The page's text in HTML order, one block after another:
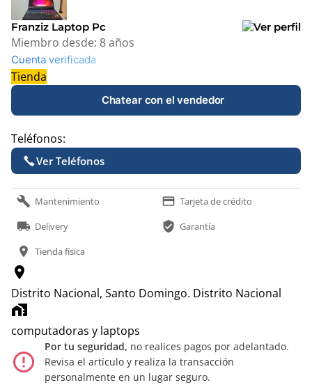
+
−
Franziz Laptop Pc
Miembro desde: 8 años
Cuenta verificada
Tienda
Chatear con el vendedor
Teléfonos:
Ver Teléfonos
build Mantenimiento payment Tarjeta de crédito
local_shipping Delivery verified_user Garantía
location_on Tienda física
location_on
Distrito Nacional, Santo Domingo. Distrito Nacional
home_work
computadoras y laptops
error_outline
Por tu seguridad, no realices pagos por adelantado.
Revisa el artículo y realiza la transacción
personalmente en un lugar seguro.